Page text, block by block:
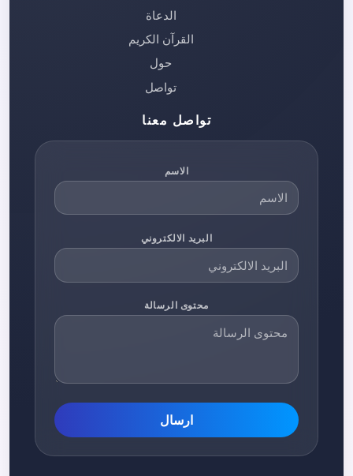
الدعاة
القرآن الكريم
حول
تواصل
تواصل معنا
الاسم
البريد الالكتروني
محتوى الرسالة
ارسال